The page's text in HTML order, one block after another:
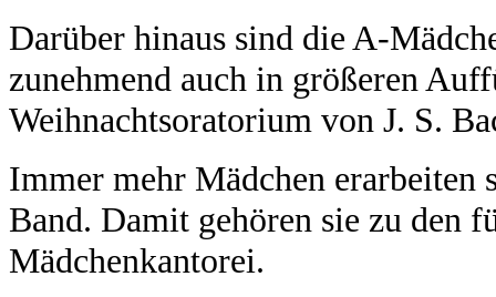
Darüber hinaus sind die A-
zunehmend auch in größeren
Weihnachtsoratorium von J. S.
Immer mehr Mädchen
Band. Damit gehören sie zu den
Mädchenkantorei.